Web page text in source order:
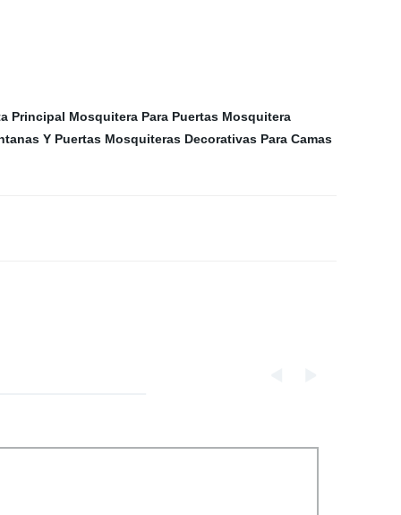
Principal Mosquitera Para Puertas Mosquitera
Y Puertas Mosquiteras Decorativas Para Camas